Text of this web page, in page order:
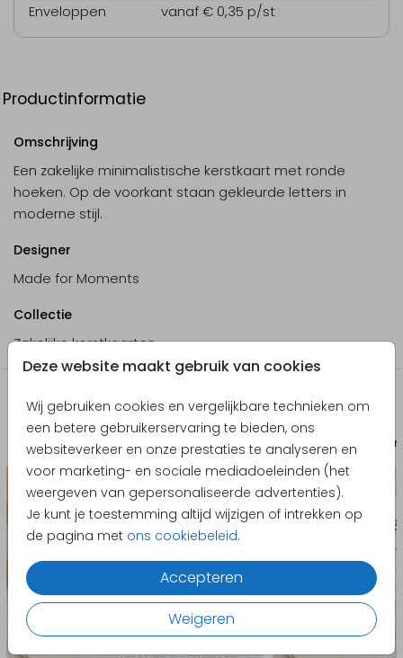
Deze website maakt gebruik van cookies
Wij gebruiken cookies en vergelijkbare technieken om
een betere gebruikerservaring te bieden, ons
websiteverkeer en onze prestaties te analyseren en
voor marketing- en sociale mediadoeleinden (het
weergeven van gepersonaliseerde advertenties).
Je kunt je toestemming altijd wijzigen of intrekken op
de pagina met ons cookiebeleid.
Accepteren
Weigeren
Enveloppen
vanaf € 0,35 p/st
Productinformatie
Omschrijving
Een zakelijke minimalistische kerstkaart met ronde
hoeken. Op de voorkant staan gekleurde letters in
moderne stijl.
Designer
Made for Moments
Collectie
Zakelijke kerstkaarten
Producten die hierop lijken
Babyborrelkaartje